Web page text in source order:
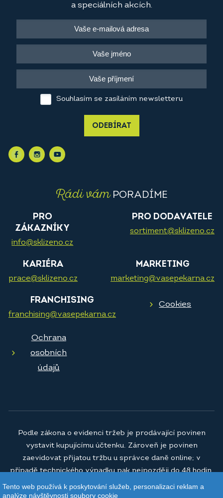
a speciálních akcích.
Souhlasím se zasíláním newsletteru
ODEBÍRAT
Rádi vámPORADÍME
PRO
ZÁKAZNÍKY
info@sklizeno.cz
PRO DODAVATELE
sortiment@sklizeno.cz
KARIÉRA
prace@sklizeno.cz
MARKETING
marketing@vasepekarna.cz
FRANCHISING
franchising@vasepekarna.cz
Cookies
Ochrana
osobních
údajů
© 2026Vaše pekárna a.s.
Podle zákona o evidenci tržeb je prodávající povinen
vystavit kupujícímu účtenku. Zároveň je povinen
zaevidovat přijatou tržbu u správce daně online; v
případě technického výpadku pak nejpozději do 48 hodin.
Tento web používá k poskytování služeb, personalizaci reklam a
analýze návštěvnosti soubory cookie